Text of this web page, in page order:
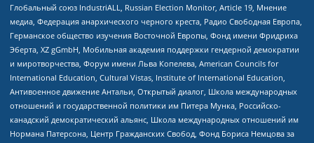
Глобальный союз IndustriALL, Russian Election Monitor, Article 19, Мнение
медиа, Федерация анархического черного креста, Радио Свободная Европа,
Германское общество изучения Восточной Европы, Фонд имени Фридриха
Эберта, XZ gGmbH, Мобильная академия поддержки гендерной демократии
и миротворчества, Форум имени Льва Копелева, American Councils for
International Education, Cultural Vistas, Institute of International Education,
Антивоенное движение Антальи, Открытый диалог, Школа международных
отношений и государственной политики им Питера Мунка, Российско-
канадский демократический альянс, Школа международных отношений им
Нормана Патерсона, Центр Гражданских Свобод, Фонд Бориса Немцова за